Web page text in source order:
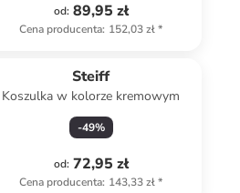
od: 89,95 zł
Cena producenta: 152,03 zł*
Steiff
Koszulka w kolorze kremowym
-49%
od: 72,95 zł
Cena producenta: 143,33 zł*